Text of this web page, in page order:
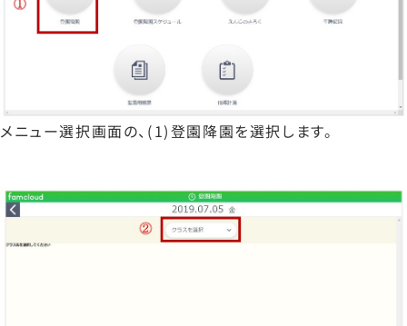
メニュー選択画面の、(1)登園降園を選択します。